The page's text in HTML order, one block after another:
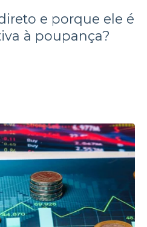
e porque ele é
à poupança?